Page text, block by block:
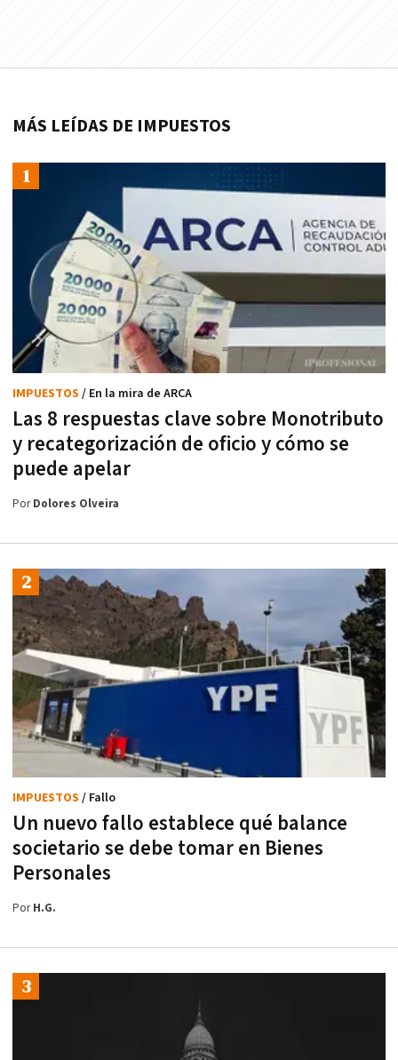
MÁS LEÍDAS DE IMPUESTOS
Las 8 respuestas clave sobre Monotributo
y recategorización de oficio y cómo se
puede apelar
IMPUESTOS / En la mira de ARCA
PorDolores Olveira
Un nuevo fallo establece qué balance
societario se debe tomar en Bienes
Personales
IMPUESTOS / Fallo
PorH.G.